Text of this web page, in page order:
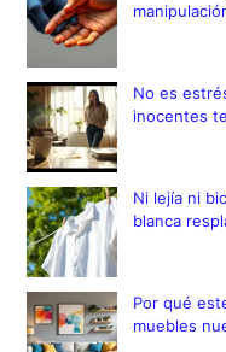
No es
inocentes
Ni lejía ni
blanca
Por qué
muebles